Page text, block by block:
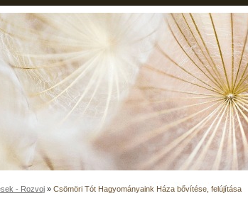
- Rozvoj » Csömöri Tót Hagyományaink Háza bővítése, felújítása